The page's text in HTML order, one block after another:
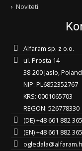
Noviteti
Alfaram sp. z o.o.
ul. Prosta 14
38-200 Jasło, Poland
NIP: PL6852352767
KRS: 0001065703
REGON: 526778330
(DE) +48 661 882 365
(EN) +48 661 882 365